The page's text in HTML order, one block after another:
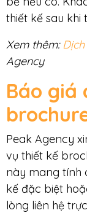
thiết kế sau khi
Xem thêm:
Agency
Báo giá
Peak Agency
vụ thiết kế
này mang tính
kế đặc biệt
lòng liên hệ